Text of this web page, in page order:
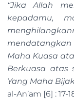
“Jika Allah
kepadamu,
Maha Kuasa
Berkuasa atas
Yang Maha
al-An’am [6] : 17-